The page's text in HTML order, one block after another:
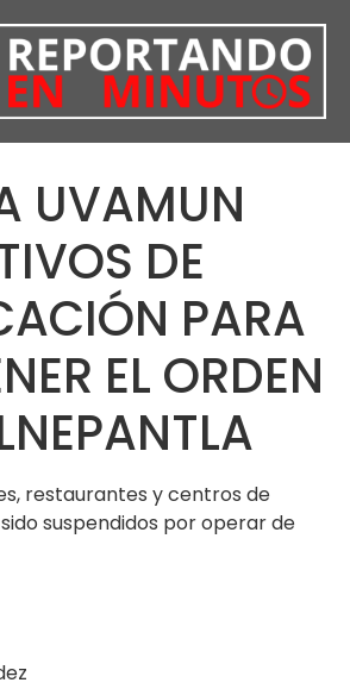
UVAMUN
DE
PARA
EL ORDEN
restaurantes y centros de
suspendidos por operar de